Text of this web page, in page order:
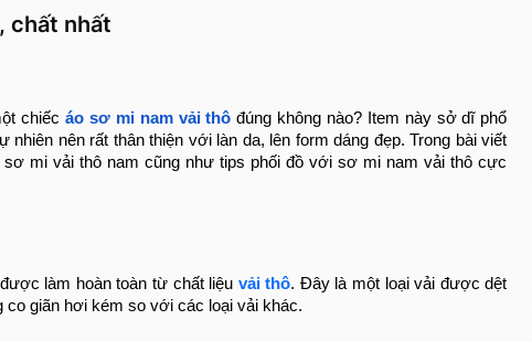
chất nhất
chiếcáo sơ mi nam vải thô đúng không nào? Item này sở dĩ phổ
nên rất thân thiện với làn da, lên form dáng đẹp. Trong bài viết
mi vải thô nam cũng nhưtips phối đồ với sơ mi nam vải thô cực
được làm hoàn toàn từ chất liệu vải thô. Đây là một loại vải được dệt
giãn hơi kém so với các loại vải khác.